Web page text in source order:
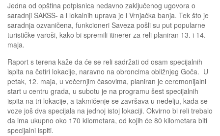
Jedna od opština potpisnica nedavno zaključenog ugovora o
saradnji SAKSS- a i lokalnih uprava je i Vrnjačka banja. Tek što je
saradnja ozvaničena, funkcioneri Saveza pošli su put popularne
turističke varoši, kako bi spremili itinerer za reli planiran 13. i 14.
maja.
Raport s terena kaže da će se reli sadržati od osam specijalnih
ispita na četiri lokacije, naravno na obroncima obližnjeg Goča. U
petak, 12. maja, u večernjim časovima, planiran je ceremonijalni
start u centru grada, u subotu je na programu šest specijalnih
ispita na tri lokacije, a takmičenje se završava u nedelju, kada se
voze još dva specijala na jednoj istoj lokaciji. Okvirno bi reli trebalo
da ima ukupno oko 170 kilometara, od kojih će 80 kilometara biti
specijalni ispiti.